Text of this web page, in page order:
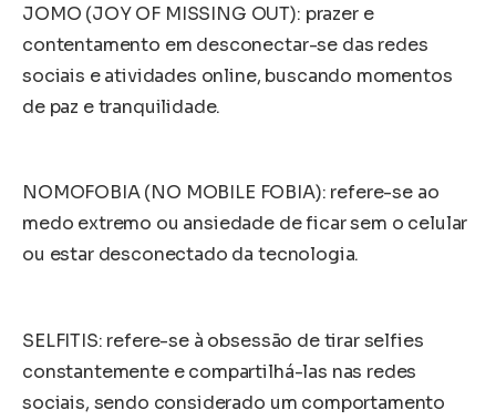
JOMO (JOY OF MISSING OUT): prazer e
contentamento em desconectar-se das redes
sociais e atividades online, buscando momentos
de paz e tranquilidade.
NOMOFOBIA (NO MOBILE FOBIA): refere-se ao
medo extremo ou ansiedade de ficar sem o celular
ou estar desconectado da tecnologia.
SELFITIS: refere-se à obsessão de tirar selfies
constantemente e compartilhá-las nas redes
sociais, sendo considerado um comportamento